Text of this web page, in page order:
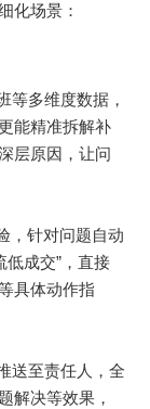
化场景：
等多维度数据，
能精准拆解补
层原因，让问
，针对问题自动
低成交”，直接
具体动作指
送至责任人，全
解决等效果，